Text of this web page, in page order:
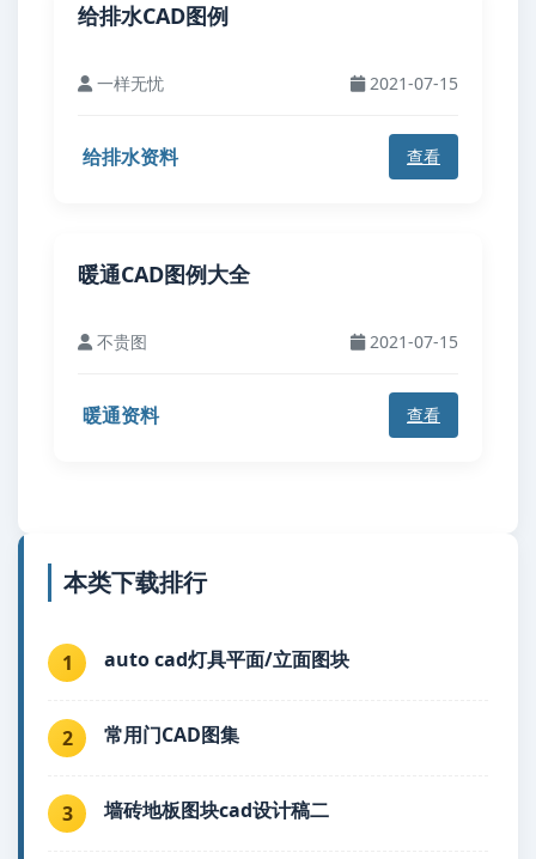
给排水CAD图例
一样无忧 2021-07-15
给排水资料 查看
暖通CAD图例大全
不贵图 2021-07-15
暖通资料 查看
本类下载排行
1 auto cad灯具平面/立面图块
2 常用门CAD图集
3 墙砖地板图块cad设计稿二